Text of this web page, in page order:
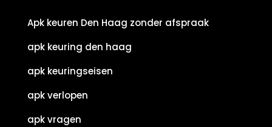
Apk keuren Den Haag zonder afspraak
apk keuring den haag
apk keuringseisen
apk verlopen
apk vragen